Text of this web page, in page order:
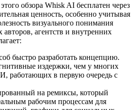
обзора Whisk AI бесплатен через
ценность, особенно учитывая
визуального понимания
агентств и внутренних
быстро разработать концепцию.
издержки, чем у многих
работающих в первую очередь с
на ремиксы, который
рабочим процессам для